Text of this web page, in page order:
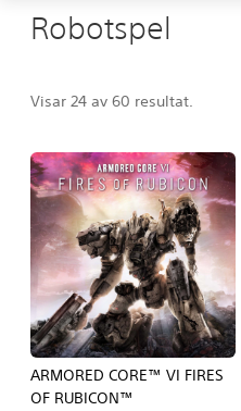
Robotspel
Visar 24 av 60 resultat.
ARMORED CORE™ VI FIRES
OF RUBICON™